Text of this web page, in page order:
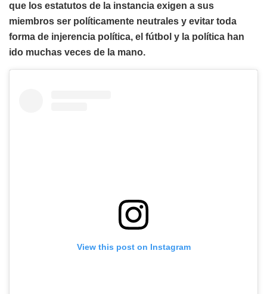
que los estatutos de la instancia exigen a sus
miembros ser políticamente neutrales y evitar toda
forma de injerencia política, el fútbol y la política han
ido muchas veces de la mano.
View this post on Instagram